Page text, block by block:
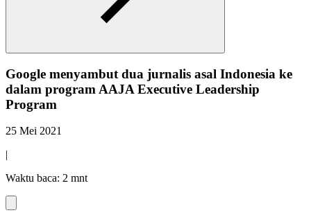
Google menyambut dua jurnalis asal Indonesia ke
dalam program AAJA Executive Leadership
Program
25 Mei 2021
|
Waktu baca: 2 mnt